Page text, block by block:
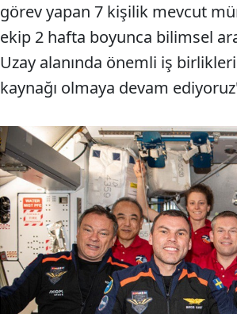
görev yapan 7 kişilik mevcut
ekip 2 hafta boyunca bilimsel
Uzay alanında önemli iş
kaynağı olmaya devam